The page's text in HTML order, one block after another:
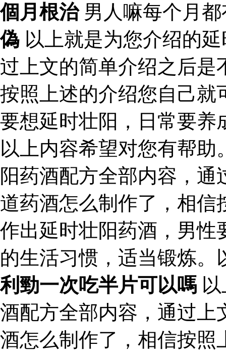
個月根治男人嘛每个月
偽 以上就是为您介绍的
过上文的简单介绍之后是
按照上述的介绍您自己就
要想延时壮阳，日常要养
以上内容希望对您有帮
阳药酒配方全部内容，
道药酒怎么制作了，相信
作出延时壮阳药酒，男性
的生活习惯，适当锻炼
利勁一次吃半片可以嗎
酒配方全部内容，通过上
酒怎么制作了，相信按照